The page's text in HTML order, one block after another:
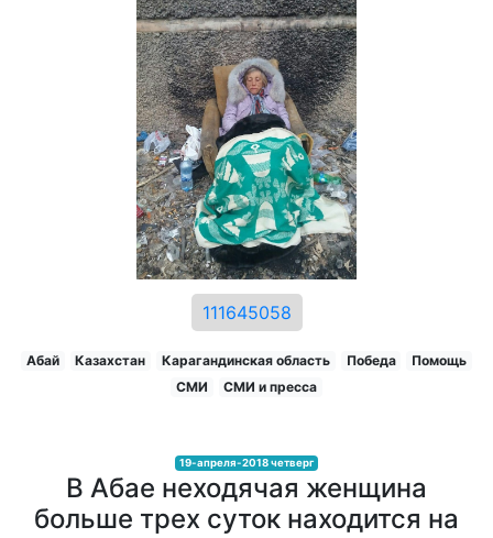
111645058
Абай Казахстан Карагандинская область Победа
Помощь
СМИ
СМИ и пресса
19-апреля-2018 четверг
В Абае неходячая женщина
больше трех суток находится на